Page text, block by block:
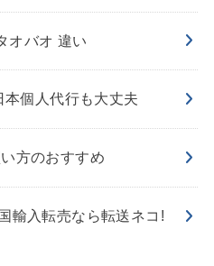
オバオ 違い
個人代行も大丈夫
方のおすすめ
輸入転売なら転送ネコ!